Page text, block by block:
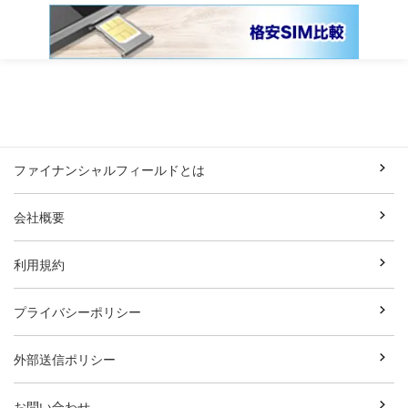
ファイナンシャルフィールドとは
会社概要
利用規約
プライバシーポリシー
外部送信ポリシー